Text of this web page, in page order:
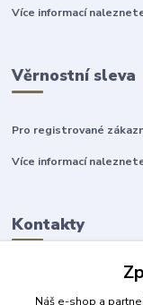
Více informací
Věrnostní sleva
Pro registrované
Více informací
Kontakty
+420 777 315 999
Náš e-shop a